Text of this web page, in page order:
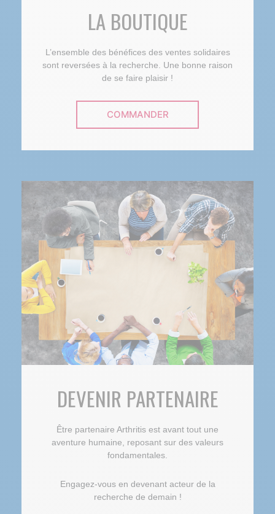
LA BOUTIQUE
L’ensemble des bénéfices des ventes solidaires
sont reversées à la recherche. Une bonne raison
de se faire plaisir !
COMMANDER
DEVENIR PARTENAIRE
Être partenaire Arthritis est avant tout une
aventure humaine, reposant sur des valeurs
fondamentales.
Engagez-vous en devenant acteur de la
recherche de demain !